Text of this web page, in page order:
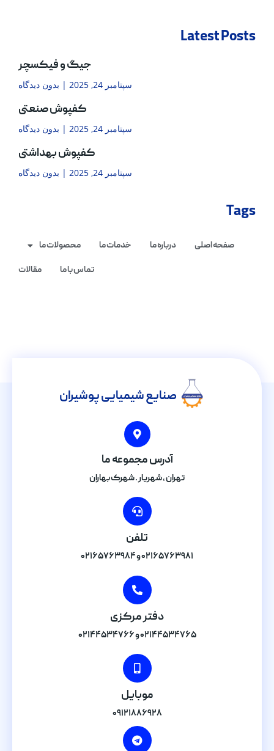
Latest Posts
جیگ و فیکسچر
سپتامبر 24, 2025 بدون دیدگاه
کفپوش صنعتی
سپتامبر 24, 2025 بدون دیدگاه
کفپوش بهداشتی
سپتامبر 24, 2025 بدون دیدگاه
Tags
صفحه اصلی درباره ما خدمات ما
محصولات ما
تماس با ما
مقالات
صنایع شیمیایی پوشیران
آدرس مجموعه ما
تهران , شهریار . شهرک بهاران
تلفن
۰۲۱۶۵۷۶۳۹۸۱ و ۰۲۱۶۵۷۶۳۹۸۴
دفتر مرکزی
۰۲۱۴۴۵۳۴۷۶۵ و ۰۲۱۴۴۵۳۴۷۶۶
موبایل
۰۹۱۲۱۸۸۶۹۲۸